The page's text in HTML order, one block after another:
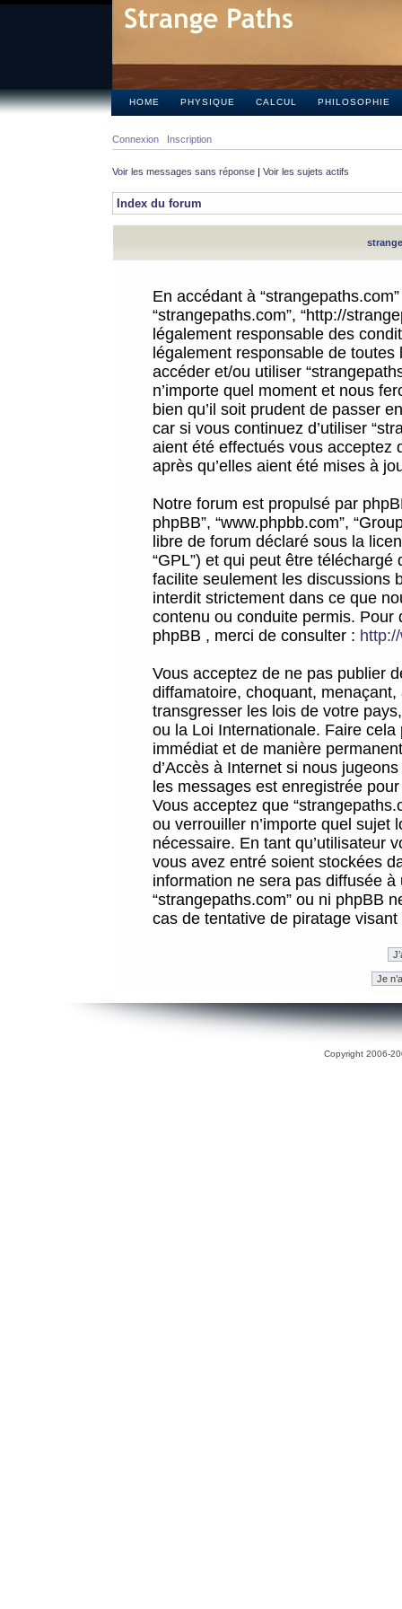
HOME PHYSIQUE CALCUL PHILOSOPHIE
Connexion Inscription
Voir les messages sans réponse | Voir les sujets actifs
Index du forum
En accédant à
“strangepaths.com”, “http://
légalement responsable des
légalement responsable de
accéder et/ou utiliser
n’importe quel moment et nous
bien qu’il soit prudent de passer
car si vous continuez d’utiliser
aient été effectués vous acceptez
après qu’elles aient été mises à
Notre forum est propulsé par
phpBB”, “www.phpbb.com”,
libre de forum déclaré sous la
“GPL”) et qui peut être téléchargé
facilite seulement les discussions
interdit strictement dans ce que
contenu ou conduite permis.
phpBB , merci de consulter :
Vous acceptez de ne pas publier
diffamatoire, choquant,
transgresser les lois de votre
ou la Loi Internationale. Faire
immédiat et de manière
d’Accès à Internet si nous
les messages est enregistrée
Vous acceptez que
ou verrouiller n’importe quel sujet
nécessaire. En tant qu’utilisateur
vous avez entré soient stockées
information ne sera pas diffusée
“strangepaths.com” ou ni phpBB
cas de tentative de piratage
Copyright 2006-